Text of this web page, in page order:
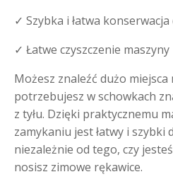
✓ Szybka i łatwa konserwacja
✓ Łatwe czyszczenie maszyny
Możesz znaleźć dużo
potrzebujesz w schowkach
z tyłu. Dzięki praktycznemu
zamykaniu jest łatwy i szybki
niezależnie od tego, czy
nosisz zimowe rękawice.